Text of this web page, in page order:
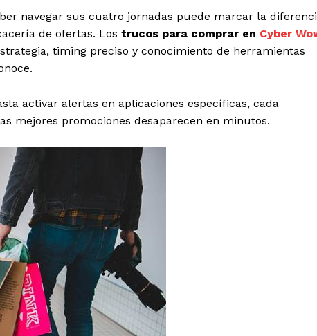
navegar sus cuatro jornadas puede marcar la
de ofertas. Los trucos para comprar en Cyber
timing preciso y conocimiento de herramientas
activar alertas en aplicaciones específicas, cada
mejores promociones desaparecen en minutos.